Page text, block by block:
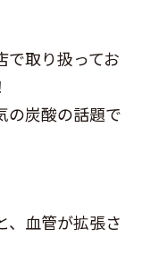
で取り扱ってお
の炭酸の話題で
、血管が拡張さ